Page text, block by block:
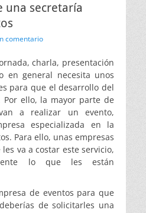
una secretaría
comentario
charla, presentación
en general necesita unos
para que el desarrollo del
Por ello, la mayor parte de
a realizar un evento,
especializada en la
Para ello, unas empresas
va a costar este servicio,
lo que les están
de eventos para que
de solicitarles una